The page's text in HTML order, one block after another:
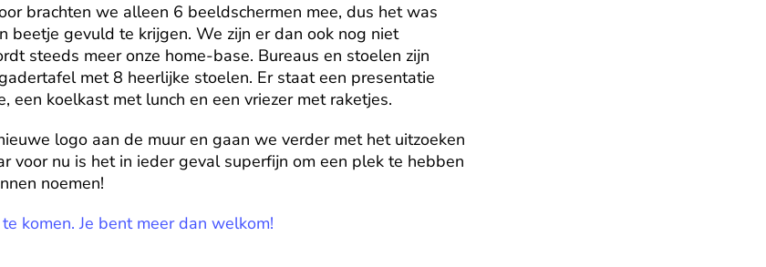
brachten we alleen 6 beeldschermen mee, dus het was
beetje gevuld te krijgen. We zijn er dan ook nog niet
steeds meer onze home-base. Bureaus en stoelen zijn
met 8 heerlijke stoelen. Er staat een presentatie
een koelkast met lunch en een vriezer met raketjes.
logo aan de muur en gaan we verder met het uitzoeken
voor nu is het in ieder geval superfijn om een plek te hebben
noemen!
komen. Je bent meer dan welkom!